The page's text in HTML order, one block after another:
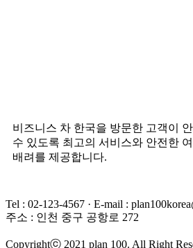
비즈니스 차 한국을 방문한 고객이
수 있도록 최고의 서비스와 안전한
배려를 제공합니다.
Tel : 02-123-4567 · E-mail :
주소 : 인천 중구 공항로 272
Copyrightⓒ 2021 plan 100. All Right